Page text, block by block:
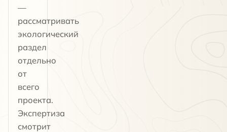
—
рассматривать
экологический
раздел
отдельно
от
всего
проекта.
Экспертиза
смотрит